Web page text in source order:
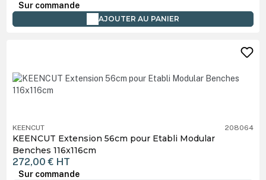
Sur commande
AJOUTER AU PANIER
KEENCUT 208064
KEENCUT Extension 56cm pour Etabli Modular
Benches 116x116cm
272,00 € HT
Sur commande